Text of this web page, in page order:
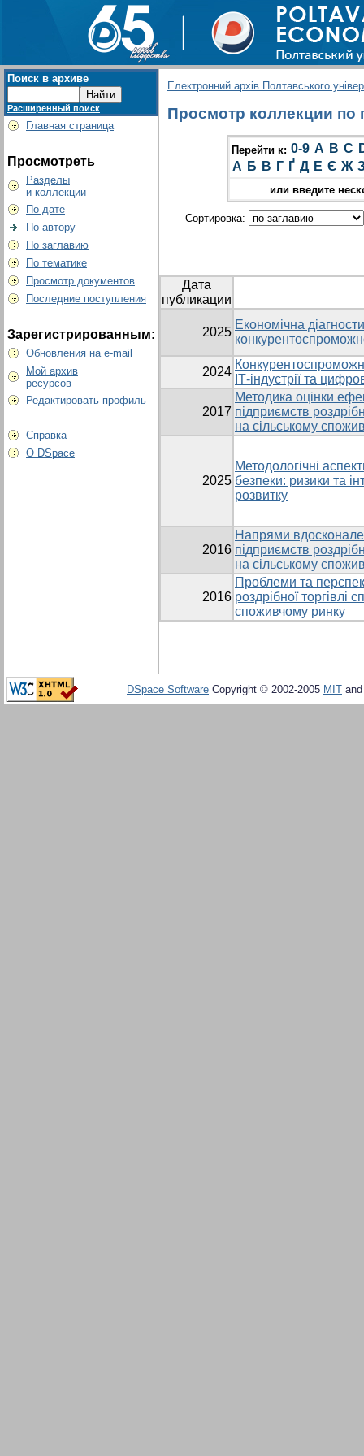
Поиск в архиве
Расширенный поиск
Главная страница
Просмотреть
Разделы
и коллекции
По дате
По автору
По заглавию
По тематике
Просмотр документов
Последние поступления
Зарегистрированным:
Обновления на e-mail
Мой архив
ресурсов
Редактировать профиль
Справка
О DSpace
Електронний архів Полтавського
Просмотр коллекции по
Перейти к: 0-9 A B C
А Б В Г Ґ Д Е Є Ж
или введите
Сортировка:
Дата
публикации
2025
Економічна
2024
ІТ-індустрії та
2017
Методика оцінки
підприємств
на сільському
2025
Методологічні
безпеки: ризики та
розвитку
2016
Напрями
підприємств
на сільському
2016
Проблеми та
роздрібної торгівлі
споживчому ринку
DSpace Software Copyright © 2002-2005 MIT